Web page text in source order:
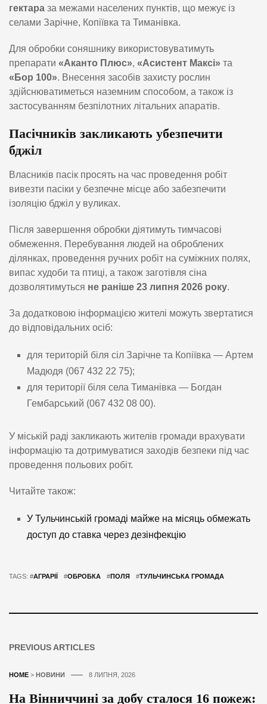
гектара за межами населених пунктів, що межує із
селами Зарічне, Копіївка та Тиманівка.
Для обробки соняшнику використовуватимуть
препарати «Аканто Плюс», «Асистент Максі» та
«Бор 100». Внесення засобів захисту рослин
здійснюватиметься наземним способом, а також із
застосуванням безпілотних літальних апаратів.
Пасічників закликають убезпечити
бджіл
Власників пасік просять на час проведення робіт
вивезти пасіки у безпечне місце або забезпечити
ізоляцію бджіл у вуликах.
Після завершення обробки діятимуть тимчасові
обмеження. Перебування людей на оброблених
ділянках, проведення ручних робіт на суміжних полях,
випас худоби та птиці, а також заготівля сіна
дозволятимуться не раніше 23 липня 2026 року.
За додатковою інформацією жителі можуть звертатися
до відповідальних осіб:
для територій біля сіл Зарічне та Копіївка — Артем
Мадюдя (067 432 22 75);
для території біля села Тиманівка — Богдан
Гембарський (067 432 08 00).
У міській раді закликають жителів громади врахувати
інформацію та дотримуватися заходів безпеки під час
проведення польових робіт.
Читайте також:
У Тульчинській громаді майже на місяць обмежать
доступ до ставка через дезінфекцію
TAGS: #АГРАРІЇ #ОБРОБКА #ПОЛЯ #ТУЛЬЧИНСЬКА ГРОМАДА
PREVIOUS ARTICLES
HOME > НОВИНИ 8 ЛИПНЯ, 2026
На Вінниччині за добу сталося 16 пожеж: